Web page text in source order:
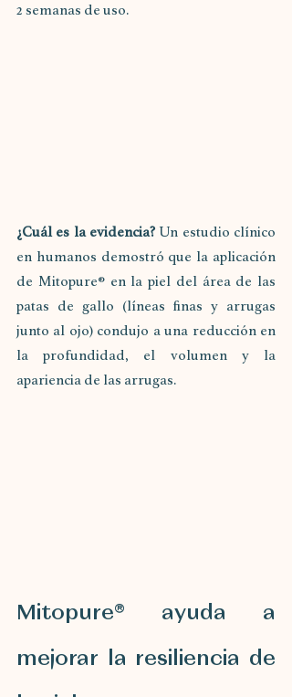
2 semanas de uso.
¿Cuál es la evidencia? Un estudio clínico
en humanos demostró que la aplicación
de Mitopure® en la piel del área de las
patas de gallo (líneas finas y arrugas
junto al ojo) condujo a una reducción en
la profundidad, el volumen y la
apariencia de las arrugas.
Mitopure® ayuda a
mejorar la resiliencia de